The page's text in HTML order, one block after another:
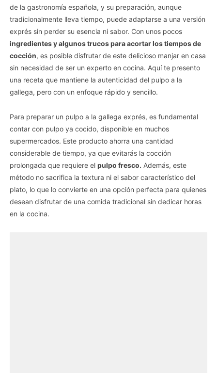
de la gastronomía española, y su preparación, aunque
tradicionalmente lleva tiempo, puede adaptarse a una versión
exprés sin perder su esencia ni sabor. Con unos pocos
ingredientes y algunos trucos para acortar los tiempos de
cocción, es posible disfrutar de este delicioso manjar en casa
sin necesidad de ser un experto en cocina. Aquí te presento
una receta que mantiene la autenticidad del pulpo a la
gallega, pero con un enfoque rápido y sencillo.
Para preparar un pulpo a la gallega exprés, es fundamental
contar con pulpo ya cocido, disponible en muchos
supermercados. Este producto ahorra una cantidad
considerable de tiempo, ya que evitarás la cocción
prolongada que requiere el pulpo fresco. Además, este
método no sacrifica la textura ni el sabor característico del
plato, lo que lo convierte en una opción perfecta para quienes
desean disfrutar de una comida tradicional sin dedicar horas
en la cocina.